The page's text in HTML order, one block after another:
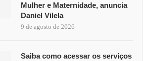
Mulher e Maternidade, anuncia
Daniel Vilela
9 de agosto de 2026
Saiba como acessar os serviços